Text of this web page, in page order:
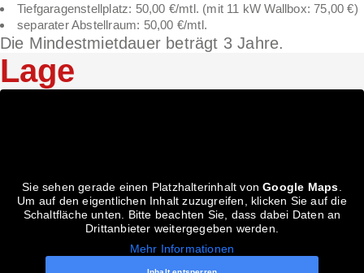
Tiefgaragenstellplatz: 50,00 €/mtl. (mit 11 kW Wallbox: 75,00 €)
separater Abstellraum: 50,00 €/mtl.
Die Mindestmietdauer beträgt 3 Jahre.
Lage
Sie sehen gerade einen Platzhalterinhalt vonGoogle Maps
Um auf den eigentlichen Inhalt zuzugreifen, klicken Sie auf die
Schaltfläche unten. Bitte beachten Sie, dass dabei Daten an
Drittanbieter weitergegeben werden.
Mehr Informationen